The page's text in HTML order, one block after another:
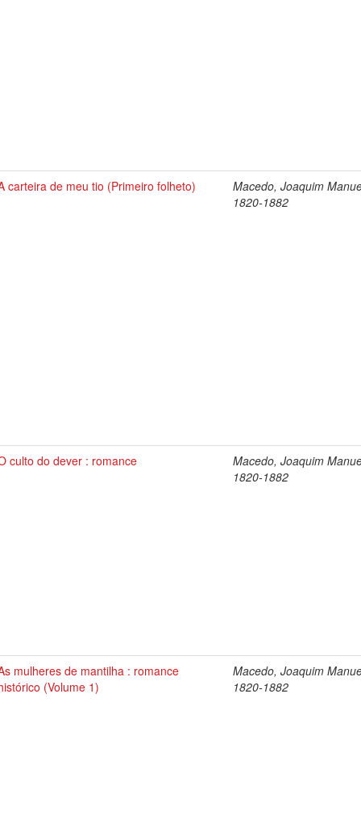
carteira de meu tio (Primeiro folheto)
Macedo, Joaquim
1820-1882
culto do dever : romance
Macedo, Joaquim
1820-1882
mulheres de mantilha : romance
(Volume 1)
Macedo, Joaquim
1820-1882